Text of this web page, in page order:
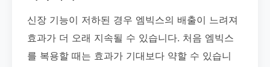
신장 기능이 저하된 경우 엠빅스의 배출이 느려져
효과가 더 오래 지속될 수 있습니다. 처음 엠빅스
를 복용할 때는 효과가 기대보다 약할 수 있습니